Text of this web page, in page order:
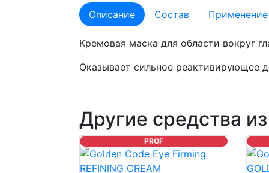
Описание Состав Применение
Кремовая маска для области вокруг
Оказывает сильное реактивирующее
Другие средства
PROF